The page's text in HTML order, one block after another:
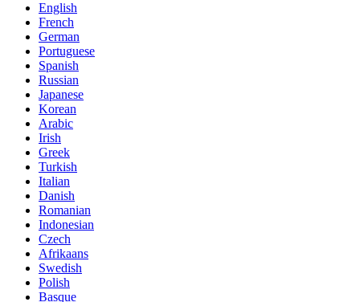
English
French
German
Portuguese
Spanish
Russian
Japanese
Korean
Arabic
Irish
Greek
Turkish
Italian
Danish
Romanian
Indonesian
Czech
Afrikaans
Swedish
Polish
Basque